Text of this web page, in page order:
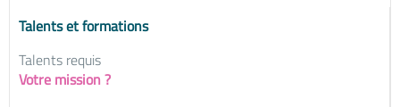
Talents et formations
Talents requis
Votre mission ?